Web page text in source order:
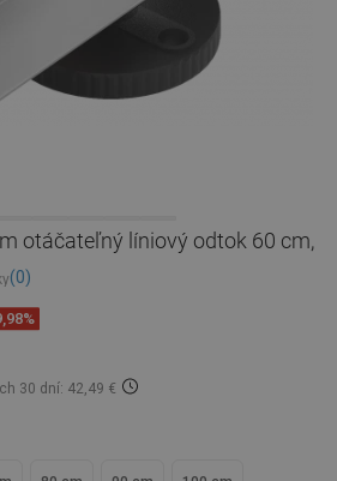
otáčateľný líniový odtok 60 cm,
(0)
30 dní: 42,49 €